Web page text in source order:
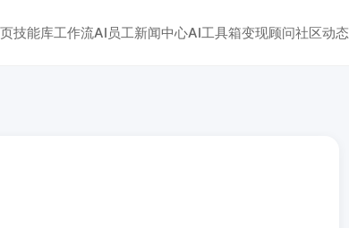
技能库工作流AI员工新闻中心AI工具箱变现顾问社区动态